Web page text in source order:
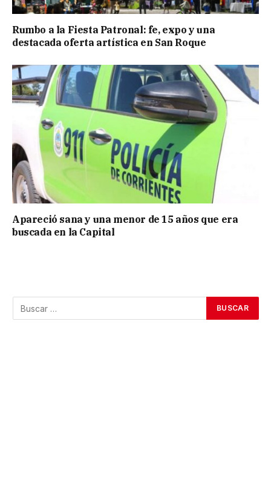
Rumbo a la Fiesta Patronal: fe, expo y una
destacada oferta artística en San Roque
Apareció sana y una menor de 15 años que era
buscada en la Capital